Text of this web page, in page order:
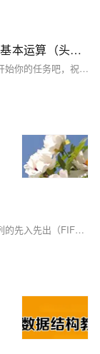
【C++数据结构——栈与队列】顺序栈的基本运算（头歌实践教学平台习题）【合集】
本关任务：编写一个程序实现顺序栈的基本运算。开始你的任务吧，祝你成功！​ 相关知识 初始化栈 销毁栈 判断栈是否为空 进栈 出栈 取栈顶元素 1.初始化栈 概念：初始化栈是为栈的使用做准备，包括分配内存空间（如果是动态分配）和设置栈的初始状态。栈有顺序栈和链式栈两种常见形式。对于顺序栈，通常需要定义一个数组来存储栈元素，并设置一个变量来记录栈顶位置；对于链式栈，需要定义节点结构，包含数据域和指针域，同时初始化栈顶指针。 示例（顺序栈）： 以下是一个简单的顺序栈初始化示例，假设用C语言实现，栈中存储
在232题中，通过两个栈（`stIn`和`stOut`）模拟队列的先入先出（FIFO）行为。`push`操作将元素压入`stIn`，`pop`和`peek`操作则通过将`stIn`的元素转移到`stOut`来实现队列的顺序访问。 225题则是利用单个队列（`que`）模拟栈的后入先出（LIFO）特性。通过多次调整队列头部元素的位置，确保弹出顺序符合栈的要求。`top`操作直接返回队列尾部元素，`empty`判断队列是否为空。 两题均仅使用基础数据结构操作，展示了栈与队列之间的转换逻辑。